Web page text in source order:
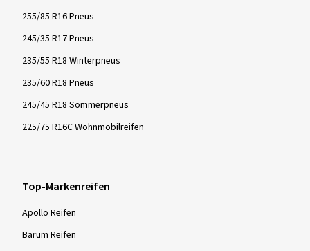
255/85 R16 Pneus
245/35 R17 Pneus
235/55 R18 Winterpneus
235/60 R18 Pneus
245/45 R18 Sommerpneus
225/75 R16C Wohnmobilreifen
Top-Markenreifen
Apollo Reifen
Barum Reifen